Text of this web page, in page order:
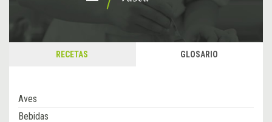
RECETAS GLOSARIO
Aves
Bebidas